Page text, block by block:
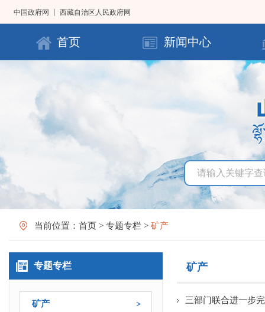
中国政府网 西藏自治区人民政府网
首页 新闻中心
当前位置： 首页 > 专题专栏 > 矿产
专题专栏
矿产
矿产
三部门联合进一步